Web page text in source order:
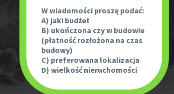
W wiadomości proszę podać:
A) jaki budżet
B) ukończona czy w budowie
(płatność rozłożona na czas
budowy)
C) preferowana lokalizacja
D) wielkość nieruchomości